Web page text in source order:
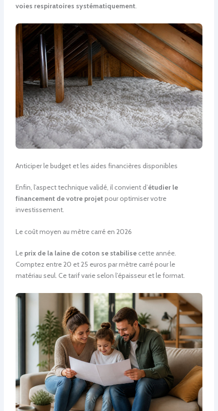
voies respiratoires systématiquement.
Anticiper le budget et les aides financières disponibles
Enfin, l’aspect technique validé, il convient d’étudier le
financement de votre projetpour optimiser votre
investissement.
Le coût moyen au mètre carré en 2026
Le prix de la laine de coton se stabilisecette année.
Comptez entre 20 et 25 euros par mètre carré pour le
matériau seul. Ce tarif varie selon l’épaisseur et le format.